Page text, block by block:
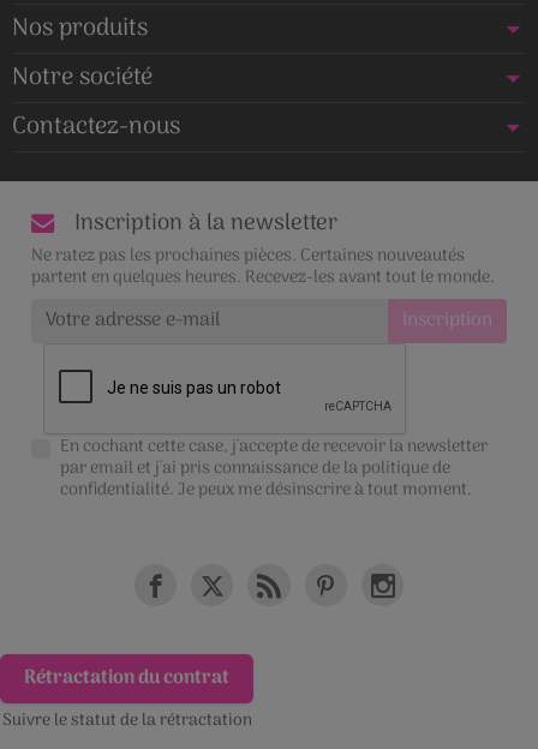
Nos produits
Notre société
Contactez-nous
Inscription à la newsletter
Ne ratez pas les prochaines pièces. Certaines nouveautés
partent en quelques heures. Recevez-les avant tout le monde.
En cochant cette case, j'accepte de recevoir la newsletter
par email et j'ai pris connaissance de lapolitique de
confidentialité. Je peux me désinscrire à tout moment.
Rétractation du contrat
Suivre le statut de la rétractation